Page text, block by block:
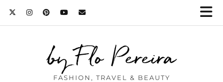
by Flo Pereira
FASHION, TRAVEL & BEAUTY